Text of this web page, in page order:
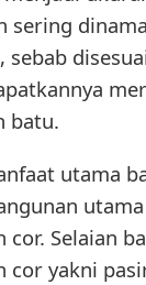
sering
sebab
batu.
utama
cor. Selaian
cor yakni